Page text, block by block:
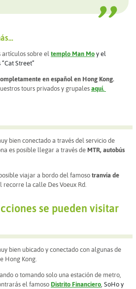
artículos sobre el templo Man Mo y el
Street”
en español en Hong Kong.
tours privados y grupales aquí.
bien conectado a través del servicio de
es posible llegar a través de MTR, autobús
viajar a bordo del famoso tranvía de
recorre la calle Des Voeux Rd.
se pueden visitar
bien ubicado y conectado con algunas de
Hong Kong.
o tomando solo una estación de metro,
el famoso Distrito Financiero , SoHo y